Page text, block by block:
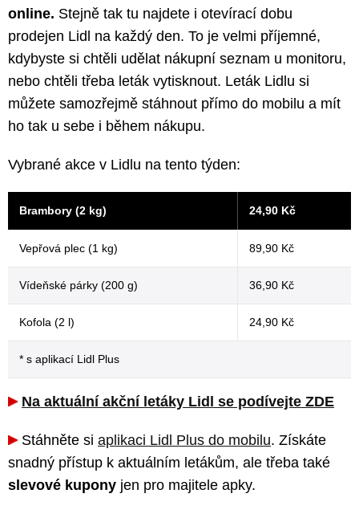
online. Stejně tak tu najdete i otevírací dobu
prodejen Lidl na každý den. To je velmi příjemné,
kdybyste si chtěli udělat nákupní seznam u monitoru,
nebo chtěli třeba leták vytisknout. Leták Lidlu si
můžete samozřejmě stáhnout přímo do mobilu a mít
ho tak u sebe i během nákupu.
Vybrané akce v Lidlu na tento týden:
Brambory (2 kg) 24,90 Kč
Vepřová plec (1 kg) 89,90 Kč
Vídeňské párky (200 g) 36,90 Kč
Kofola (2 l) 24,90 Kč
* s aplikací Lidl Plus
Na aktuální akční letáky Lidl se podívejte ZDE
Stáhněte si aplikaci Lidl Plus do mobilu. Získáte
snadný přístup k aktuálním letákům, ale třeba také
slevové kupony jen pro majitele apky.